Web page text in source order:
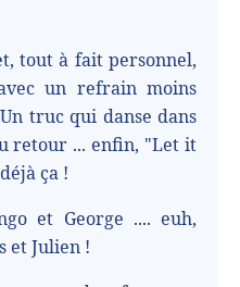
tout à fait personnel,
un refrain moins
truc qui danse dans
retour ... enfin, "Let it
ça !
et George .... euh,
et Julien !